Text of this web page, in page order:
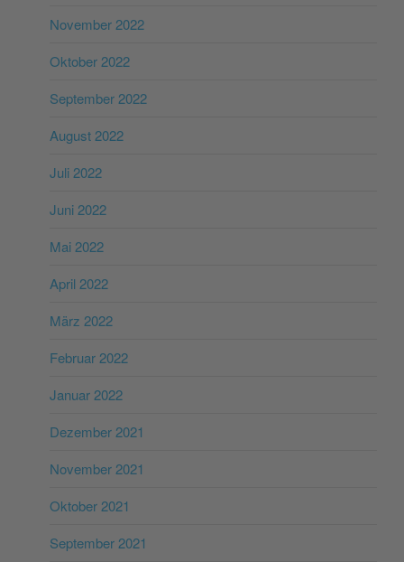
November 2022
Oktober 2022
September 2022
August 2022
Juli 2022
Juni 2022
Mai 2022
April 2022
März 2022
Februar 2022
Januar 2022
Dezember 2021
November 2021
Oktober 2021
September 2021